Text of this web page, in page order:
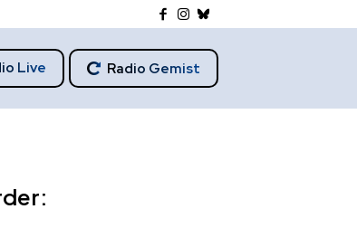
Live Radio Gemist